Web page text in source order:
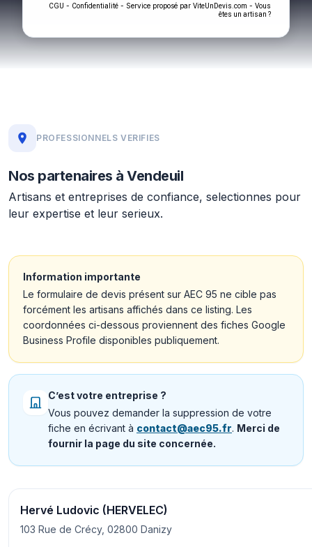
CGU - Confidentialité - Service proposé par ViteUnDevis.com - Vous
êtes un artisan ?
PROFESSIONNELS VERIFIES
Nos partenaires à Vendeuil
Artisans et entreprises de confiance, selectionnes pour
leur expertise et leur serieux.
Information importante
Le formulaire de devis présent sur AEC 95 ne cible pas
forcément les artisans affichés dans ce listing. Les
coordonnées ci-dessous proviennent des fiches Google
Business Profile disponibles publiquement.
C’est votre entreprise ?
Vous pouvez demander la suppression de votre
fiche en écrivant à contact@aec95.fr. Merci de
fournir la page du site concernée.
Hervé Ludovic (HERVELEC)
103 Rue de Crécy, 02800 Danizy